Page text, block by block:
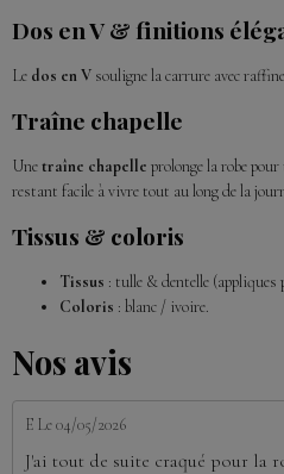
Dos en V & finitions
Le dos en V souligne la carrure avec
Traîne chapelle
Unetraîne chapelle prolonge la robe
restant facile à vivre tout au long de la
Tissus & coloris
Tissus : tulle & dentelle (appliques
Coloris : blanc / ivoire.
Nos avis
E Le 04/05/2026
J'ai tout de suite craqué pour la